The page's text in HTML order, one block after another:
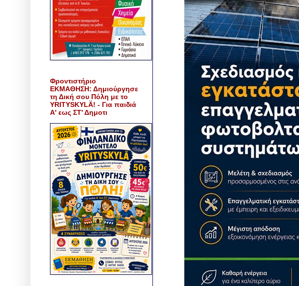
Φροντιστήριο
ΕΚΜΑΘΗΣΗ: Δημιούργησε
τη Δική σου Πόλη με το
YRITYSKYLÄ! - Για παιδιά
Α' εως ΣΤ' Δημοτι